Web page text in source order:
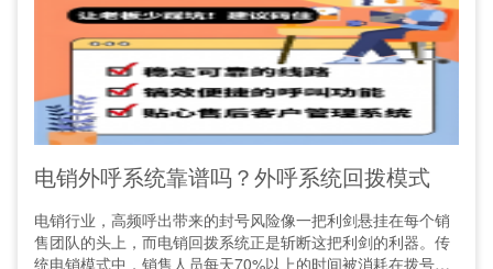
电销外呼系统靠谱吗？外呼系统回拨模式
电销行业，高频呼出带来的封号风险像一把利剑悬挂在每个销
售团队的头上，而电销回拨系统正是斩断这把利剑的利器。传
统电销模式中，销售人员每天70%以上的时间被消耗在拨号等